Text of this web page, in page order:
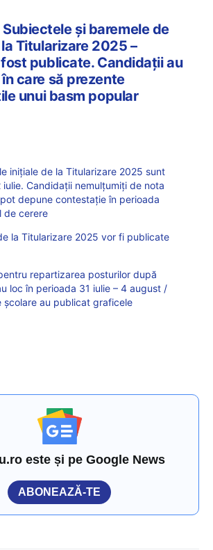
Subiectele și baremele de
Titularizare 2025 –
publicate. Candidații au
care să prezente
unui basm popular
inițiale de la Titularizare 2025 sunt
Candidații nemulțumiți de nota
depune contestație în perioada
de cerere
la Titularizare 2025 vor fi publicate
repartizarea posturilor după
loc în perioada 31 iulie – 4 august /
școlare au publicat graficele
este și pe Google News
ABONEAZĂ-TE